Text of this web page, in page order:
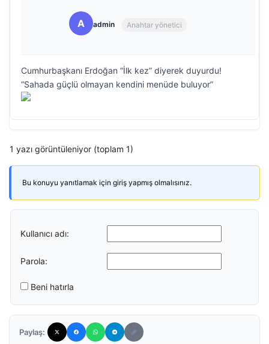
A admin Anahtar yönetici
Cumhurbaşkanı Erdoğan “İlk kez” diyerek duyurdu!
“Sahada güçlü olmayan kendini menüde buluyor”
1 yazı görüntüleniyor (toplam 1)
Bu konuyu yanıtlamak için giriş yapmış olmalısınız.
Kullanıcı adı:
Parola:
Beni hatırla
Paylaş: